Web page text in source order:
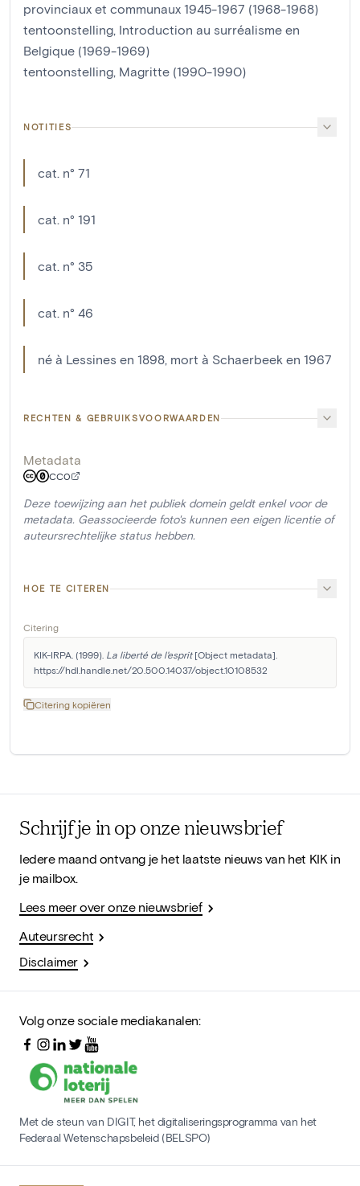
provinciaux et communaux 1945-1967 (1968-1968)
tentoonstelling, Introduction au surréalisme en
Belgique (1969-1969)
tentoonstelling, Magritte (1990-1990)
NOTITIES
cat. n° 71
cat. n° 191
cat. n° 35
cat. n° 46
né à Lessines en 1898, mort à Schaerbeek en 1967
RECHTEN & GEBRUIKSVOORWAARDEN
Metadata
CC0
Deze toewijzing aan het publiek domein geldt enkel voor de
metadata. Geassocieerde foto's kunnen een eigen licentie of
auteursrechtelijke status hebben.
HOE TE CITEREN
Citering
KIK-IRPA. (1999). La liberté de l'esprit [Object metadata].
https://hdl.handle.net/20.500.14037/object.10108532
Citering kopiëren
Schrijf je in op onze nieuwsbrief
Iedere maand ontvang je het laatste nieuws van het KIK in
je mailbox.
Lees meer over onze nieuwsbrief
Auteursrecht
Disclaimer
Volg onze sociale mediakanalen:
Met de steun van DIGIT, het digitaliseringsprogramma van het
Federaal Wetenschapsbeleid (BELSPO)